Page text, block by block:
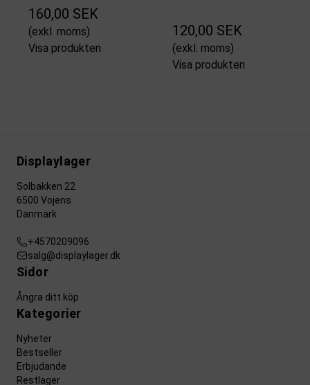
160,00 SEK
(exkl. moms)
Visa produkten
120,00 SEK
(exkl. moms)
Visa produkten
Displaylager
Solbakken 22
6500 Vojens
Danmark
+4570209096
salg@displaylager.dk
Sidor
Ångra ditt köp
Kategorier
Nyheter
Bestseller
Erbjudande
Restlager